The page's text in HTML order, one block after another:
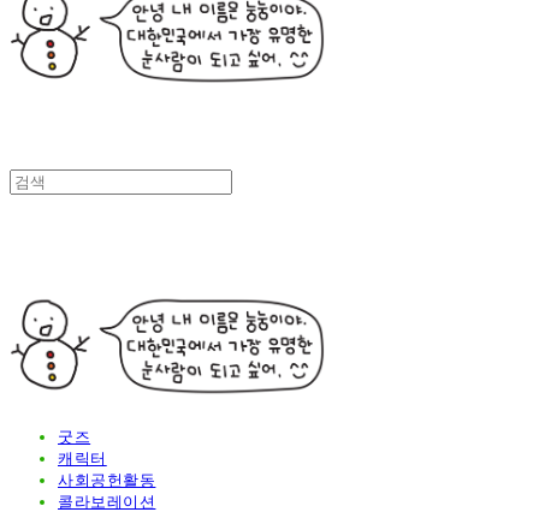
굿즈
캐릭터
사회공헌활동
콜라보레이션